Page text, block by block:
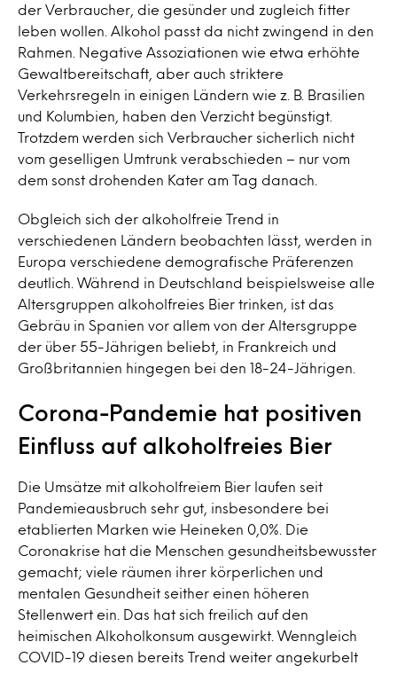
der Verbraucher, die gesünder und zugleich fitter
leben wollen. Alkohol passt da nicht zwingend in den
Rahmen. Negative Assoziationen wie etwa erhöhte
Gewaltbereitschaft, aber auch striktere
Verkehrsregeln in einigen Ländern wie z. B. Brasilien
und Kolumbien, haben den Verzicht begünstigt.
Trotzdem werden sich Verbraucher sicherlich nicht
vom geselligen Umtrunk verabschieden – nur vom
dem sonst drohenden Kater am Tag danach.
Obgleich sich der alkoholfreie Trend in
verschiedenen Ländern beobachten lässt, werden in
Europa verschiedene demografische Präferenzen
deutlich. Während in Deutschland beispielsweise alle
Altersgruppen alkoholfreies Bier trinken, ist das
Gebräu in Spanien vor allem von der Altersgruppe
der über 55-Jährigen beliebt, in Frankreich und
Großbritannien hingegen bei den 18-24-Jährigen.
Corona-Pandemie hat positiven
Einfluss auf alkoholfreies Bier
Die Umsätze mit alkoholfreiem Bier laufen seit
Pandemieausbruch sehr gut, insbesondere bei
etablierten Marken wie Heineken 0,0%. Die
Coronakrise hat die Menschen gesundheitsbewusster
gemacht; viele räumen ihrer körperlichen und
mentalen Gesundheit seither einen höheren
Stellenwert ein. Das hat sich freilich auf den
heimischen Alkoholkonsum ausgewirkt. Wenngleich
COVID-19 diesen bereits Trend weiter angekurbelt